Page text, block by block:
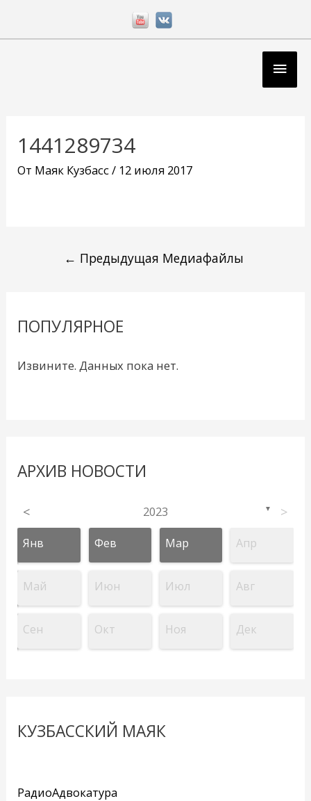
1441289734
От Маяк Кузбасс/ 12 июля 2017
записям
← Предыдущая Медиафайлы
ПОПУЛЯРНОЕ
Извините. Данных пока нет.
АРХИВ НОВОСТИ
< 2023 ▼ >
Янв Фев Мар Апр
Май Июн Июл Авг
Сен Окт Ноя Дек
КУЗБАССКИЙ МАЯК
РадиоАдвокатура